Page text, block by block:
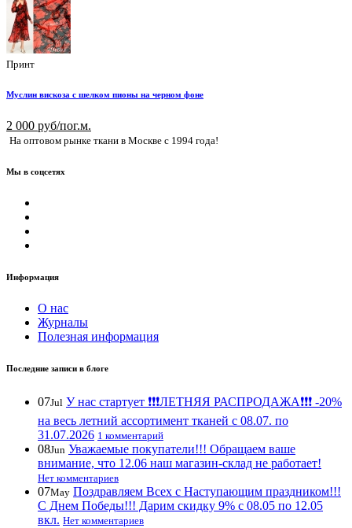
Принт
Муслин вискоза с шелком пионы на черном фоне
2 000 руб/пог.м.
На оптовом рынке ткани в Москве с 1994 года!
Мы в соцсетях
Информация
О нас
Журналы
Полезная информация
Последние записи в блоге
07Jul У нас стартует ❗️❗️❗️ЛЕТНЯЯ РАСПРОДАЖА❗️❗️❗️ -20%
на весь летний ассортимент тканей с 08.07. по
31.07.2026 1 комментарий
08Jun Уважаемые покупатели!!! Обращаем ваше
внимание, что 12.06 наш магазин-склад не работает!
Нет комментариев
07May Поздравляем Всех с Наступающим праздником!!!
С Днем Победы!!! Дарим скидку 9% с 08.05 по 12.05
вкл. Нет комментариев